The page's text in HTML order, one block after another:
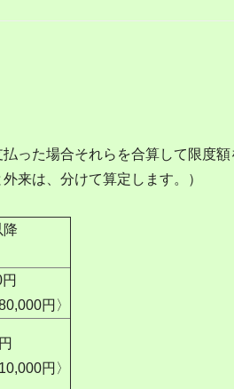
った場合それらを合算して限度
来は、分けて算定します。）
降
円〉
円〉